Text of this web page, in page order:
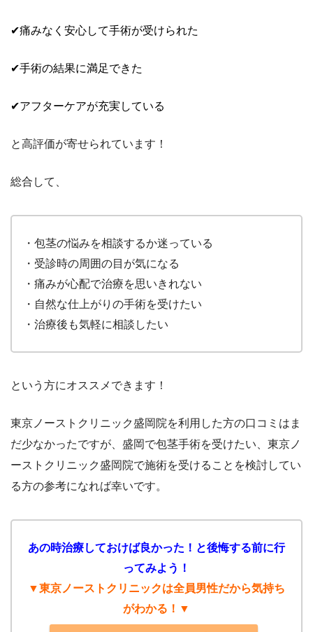
✔痛みなく安心して手術が受けられた
✔手術の結果に満足できた
✔アフターケアが充実している
と高評価が寄せられています！
総合して、
・包茎の悩みを相談するか迷っている
・受診時の周囲の目が気になる
・痛みが心配で治療を思いきれない
・自然な仕上がりの手術を受けたい
・治療後も気軽に相談したい
という方にオススメできます！
東京ノーストクリニック盛岡院を利用した方の口コミはま
だ少なかったですが、盛岡で包茎手術を受けたい、東京ノ
ーストクリニック盛岡院で施術を受けることを検討してい
る方の参考になれば幸いです。
あの時治療しておけば良かった！と後悔する前に行
ってみよう！
▼東京ノーストクリニックは全員男性だから気持ち
がわかる！▼